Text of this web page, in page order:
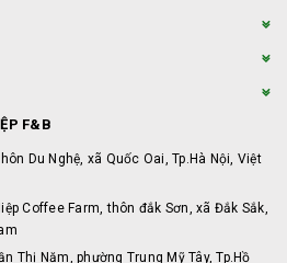
F&B
Du Nghệ, xã Quốc Oai, Tp.Hà Nội, Việt
Coffee Farm, thôn đắk Sơn, xã Đắk Sắk,
Thị Năm, phường Trung Mỹ Tây, Tp.Hồ